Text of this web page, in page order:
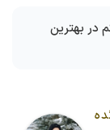
در بهترین